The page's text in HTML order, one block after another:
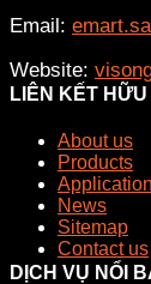
Email:
Website:
LIÊN KẾT HỮU
About us
Products
Application
News
Sitemap
Contact us
DỊCH VỤ NỔI